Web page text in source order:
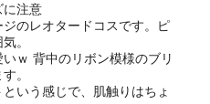
に注意
のレオタードコスです。ピ
。
ｗ 背中のリボン模様のブリ
。
いう感じで、肌触りはちょ